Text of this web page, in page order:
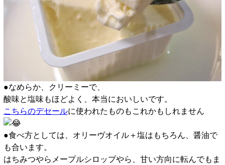
●なめらか、クリーミーで、
酸味と塩味もほどよく、本当においしいです。
こちらのデセールに使われたものもこれかもしれません
●食べ方としては、オリーヴオイル＋塩はもちろん、醤油で
も合います。
はちみつやらメープルシロップやら、甘い方向に転んでもま